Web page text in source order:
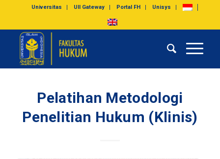
Universitas UII Gateway Portal FH Unisys
Pelatihan Metodologi
Penelitian Hukum (Klinis)